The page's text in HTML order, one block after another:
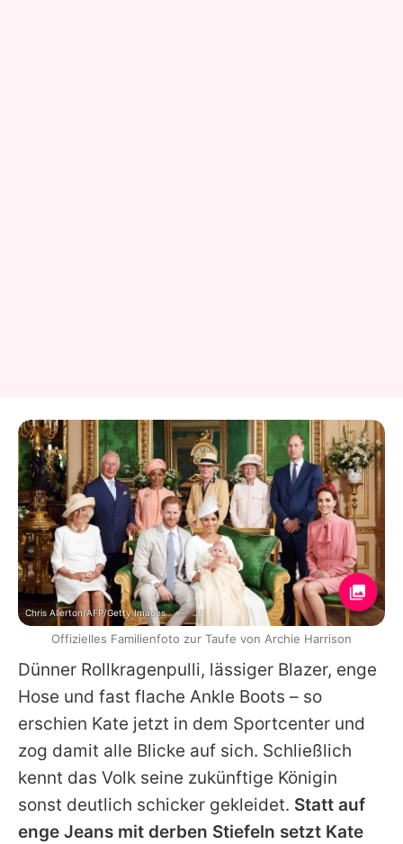
Dünner Rollkragenpulli, lässiger Blazer, enge
Hose und fast flache Ankle Boots – so
erschien Kate jetzt in dem Sportcenter und
zog damit alle Blicke auf sich. Schließlich
kennt das Volk seine zukünftige Königin
sonst deutlich schicker gekleidet. Statt auf
enge Jeans mit derben Stiefeln setzt Kate
Chris Allerton/AFP/Getty Images
Offizielles Familienfoto zur Taufe von Archie Harrison